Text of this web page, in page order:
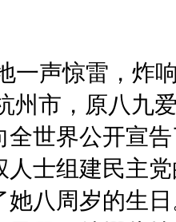
平地一声惊雷，
市，原八九
全世界公开宣
人士组建民主
她八周岁的生